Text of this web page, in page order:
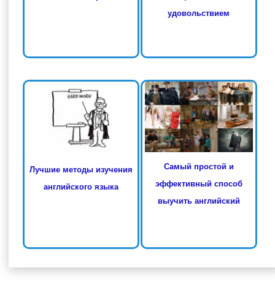
удовольствием
Лучшие методы изучения
английского языка
Самый простой и
эффективный способ
выучить английский